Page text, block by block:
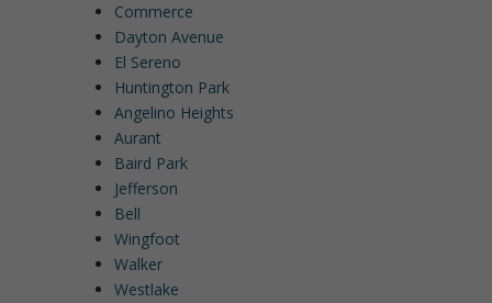
Commerce
Dayton Avenue
El Sereno
Huntington Park
Angelino Heights
Aurant
Baird Park
Jefferson
Bell
Wingfoot
Walker
Westlake